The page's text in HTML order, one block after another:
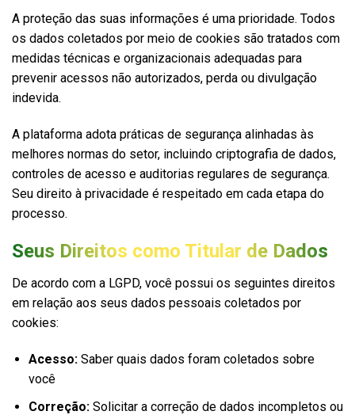
A proteção das suas informações é uma prioridade. Todos
os dados coletados por meio de cookies são tratados com
medidas técnicas e organizacionais adequadas para
prevenir acessos não autorizados, perda ou divulgação
indevida.
A plataforma adota práticas de segurança alinhadas às
melhores normas do setor, incluindo criptografia de dados,
controles de acesso e auditorias regulares de segurança.
Seu direito à privacidade é respeitado em cada etapa do
processo.
Seus Direitos como Titular de Dados
De acordo com a LGPD, você possui os seguintes direitos
em relação aos seus dados pessoais coletados por
cookies:
Acesso:Saber quais dados foram coletados sobre
você
Correção:Solicitar a correção de dados incompletos ou